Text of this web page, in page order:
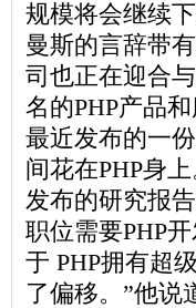
规模将会继续
曼斯的言辞带
司也正在迎合
名的PHP产品
最近发布的一
间花在PHP身
发布的研究报
职位需要PHP
于 PHP拥有超
了偏移。”他说